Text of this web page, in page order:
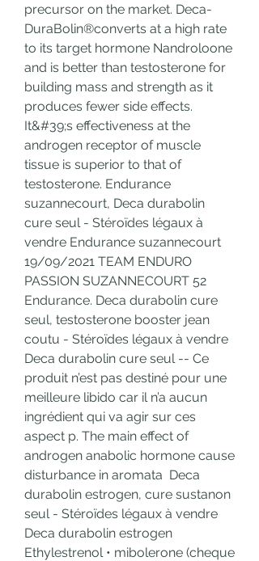
precursor on the market. Deca-
DuraBolin®converts at a high rate
to its target hormone Nandroloone
and is better than testosterone for
building mass and strength as it
produces fewer side effects.
It&#39;s effectiveness at the
androgen receptor of muscle
tissue is superior to that of
testosterone. Endurance
suzannecourt, Deca durabolin
cure seul - Stéroïdes légaux à
vendre Endurance suzannecourt
19/09/2021 TEAM ENDURO
PASSION SUZANNECOURT 52
Endurance. Deca durabolin cure
seul, testosterone booster jean
coutu - Stéroïdes légaux à vendre
Deca durabolin cure seul -- Ce
produit n’est pas destiné pour une
meilleure libido car il n’a aucun
ingrédient qui va agir sur ces
aspect p. The main effect of
androgen anabolic hormone cause
disturbance in aromata  Deca
durabolin estrogen, cure sustanon
seul - Stéroïdes légaux à vendre
Deca durabolin estrogen
Ethylestrenol • mibolerone (cheque